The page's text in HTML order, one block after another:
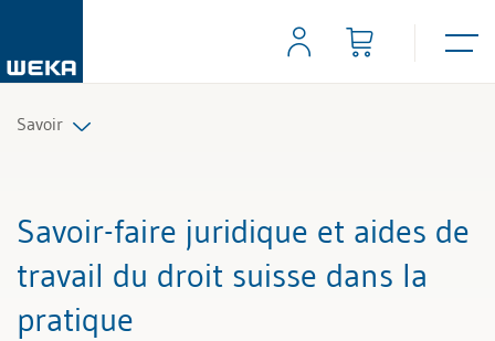
Savoir
Gestion et management
Compétences personnelles
Savoir-faire juridique et aides de
travail du droit suisse dans la
pratique